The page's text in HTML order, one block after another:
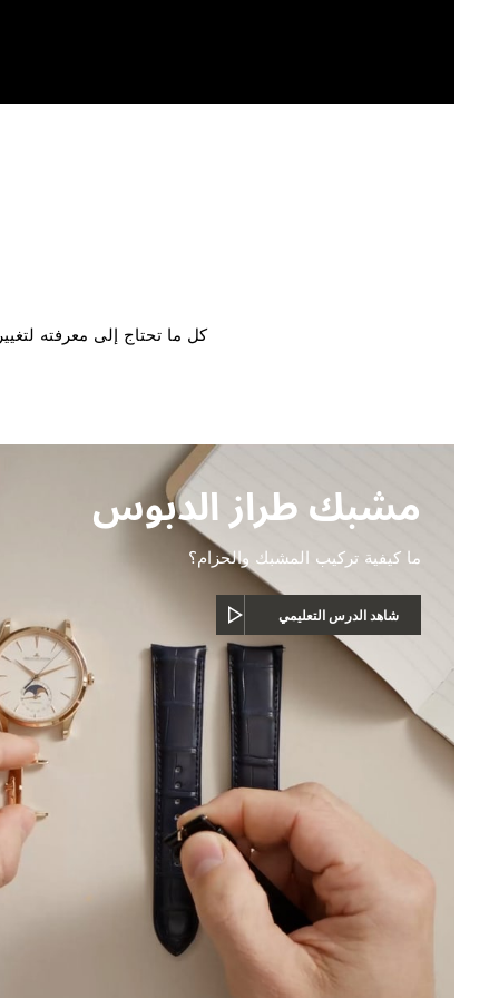
كل ما تحتاج إلى معرفته
مشبك طراز الدبوس
ما كيفية تركيب المشبك والحزام؟
شاهد الدرس التعليمي